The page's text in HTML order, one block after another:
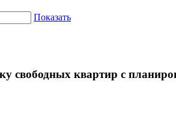
Показать
свободных квартир с